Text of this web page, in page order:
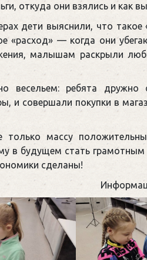
откуда они взялись и как
дети выяснили, что
«расход» — когда они
малышам раскрыли
весельем: ребята дружно
и совершали покупки в
только массу
в будущем стать
сделаны!